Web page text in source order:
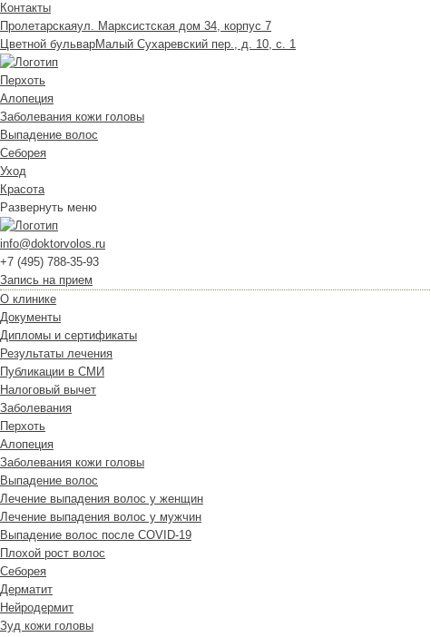
Контакты
Пролетарскаяул. Марксистская дом 34, корпус 7
Цветной бульварМалый Сухаревский пер., д. 10, с. 1
Перхоть
Алопеция
Заболевания кожи головы
Выпадение волос
Cеборея
Уход
Красота
Развернуть меню
info@doktorvolos.ru
+7 (495) 788-35-93
Запись на прием
О клинике
Документы
Дипломы и сертификаты
Результаты лечения
Публикации в СМИ
Налоговый вычет
Заболевания
Перхоть
Алопеция
Заболевания кожи головы
Выпадение волос
Лечение выпадения волос у женщин
Лечение выпадения волос у мужчин
Выпадение волос после COVID-19
Плохой рост волос
Cеборея
Дерматит
Нейродермит
Зуд кожи головы